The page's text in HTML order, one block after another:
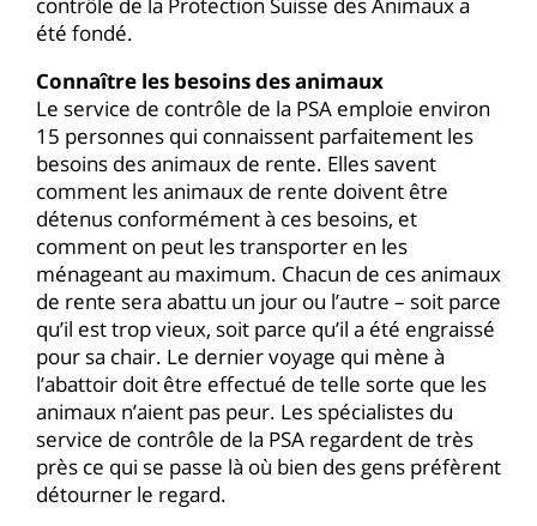
été fondé.
Connaître les besoins des animaux
Le service de contrôle de la PSA emploie environ
15 personnes qui connaissent parfaitement les
besoins des animaux de rente. Elles savent
comment les animaux de rente doivent être
détenus conformément à ces besoins, et
comment on peut les transporter en les
ménageant au maximum. Chacun de ces animaux
de rente sera abattu un jour ou l’autre – soit parce
qu’il est trop vieux, soit parce qu’il a été engraissé
pour sa chair. Le dernier voyage qui mène à
l’abattoir doit être effectué de telle sorte que les
animaux n’aient pas peur. Les spécialistes du
service de contrôle de la PSA regardent de très
près ce qui se passe là où bien des gens préfèrent
détourner le regard.